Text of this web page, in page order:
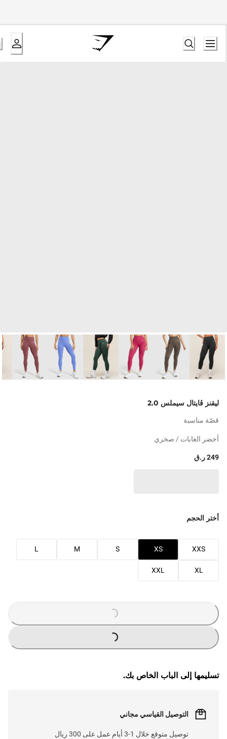
ليقنز ڤايتال سيملس 2.0
قصّة مناسبة
أخضر الغابات / صخري
249 ر.ق
أختر الحجم
XXS
XS
S
M
L
XL
XXL
G
.
G
.
تسليمها إلى الباب الخاص بك.
التوصيل القياسي مجاني
توصيل متوقع خلال 1-3 أيام عمل على 300 ريال